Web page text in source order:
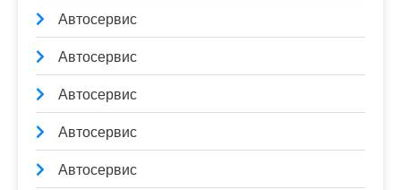
Автосервис
Автосервис
Автосервис
Автосервис
Автосервис